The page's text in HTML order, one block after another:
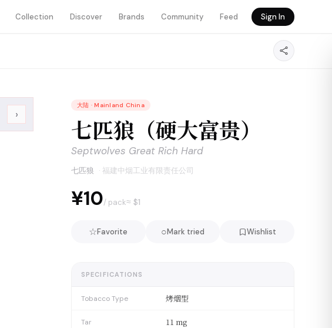
Collection Discover Brands Community Feed Sign In
›
大陆 · Mainland China
七匹狼（硬大富贵）
Septwolves Great Rich Hard
七匹狼 · 福建中烟工业有限责任公司
¥10/ pack≈ $1
☆Favorite ○Mark tried Wishlist
SPECIFICATIONS
Tobacco Type 烤烟型
Tar 11 mg